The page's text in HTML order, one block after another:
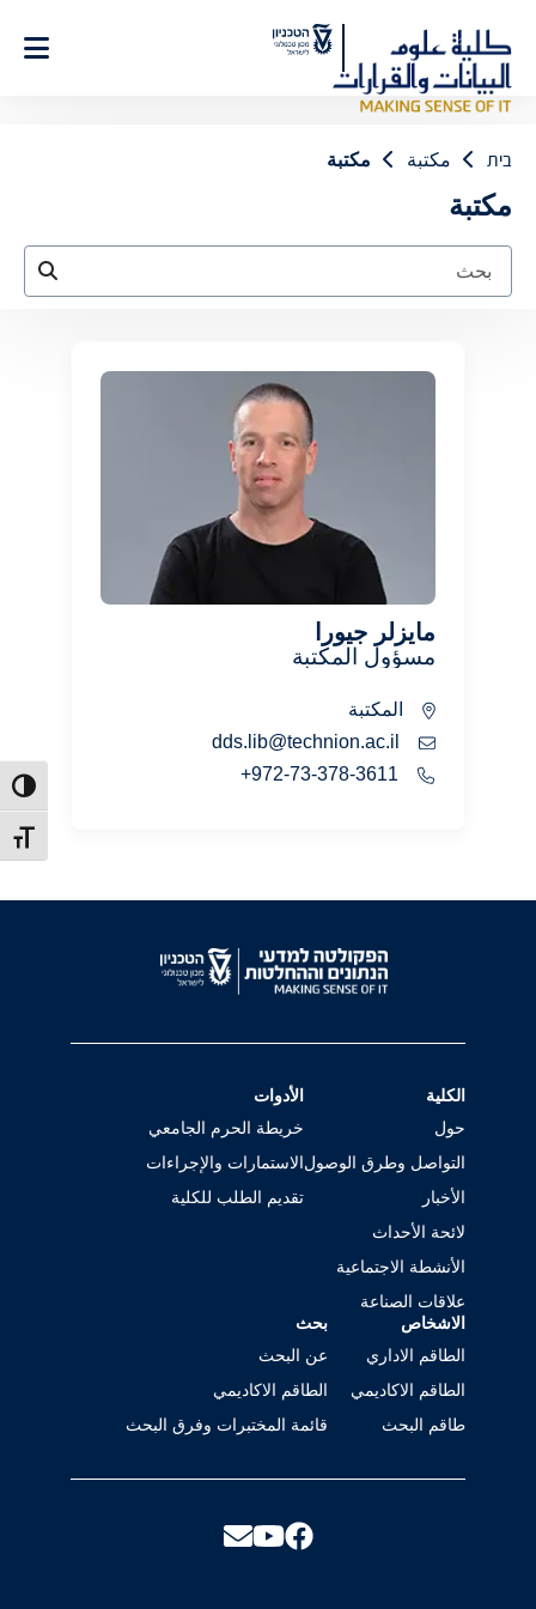
Content
size
בית مكتبة مكتبة
مكتبة
مايزلر جيورا
مسؤول المكتبة
المكتبة
الكلية
حول
التواصل وطرق الوصول
الأخبار
لائحة الأحداث
الأنشطة الاجتماعية
علاقات الصناعة
الأدوات
خريطة الحرم الجامعي
الاستمارات والإجراءات
تقديم الطلب للكلية
الاشخاص
الطاقم الاداري
الطاقم الاكاديمي
طاقم البحث
بحث
عن البحث
الطاقم الاكاديمي
قائمة المختبرات وفرق البحث